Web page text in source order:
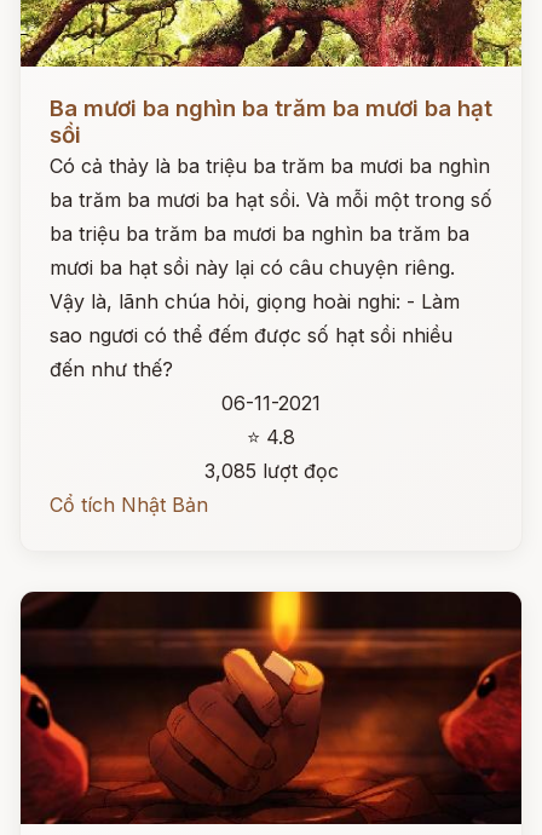
Ba mươi ba nghìn ba trăm ba mươi ba hạt
sồi
Có cả thảy là ba triệu ba trăm ba mươi ba nghìn
ba trăm ba mươi ba hạt sồi. Và mỗi một trong số
ba triệu ba trăm ba mươi ba nghìn ba trăm ba
mươi ba hạt sồi này lại có câu chuyện riêng.
Vậy là, lãnh chúa hỏi, giọng hoài nghi: - Làm
sao ngươi có thể đếm được số hạt sồi nhiều
đến như thế?
06-11-2021
⭐ 4.8
3,085 lượt đọc
Cổ tích Nhật Bản